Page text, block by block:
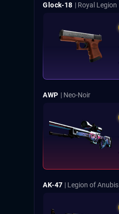
Glock-18 | Royal Legion
AWP | Neo-Noir
AK-47 | Legion of Anubis